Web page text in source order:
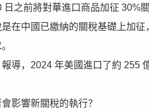
之前將對華進口商品加征 30%
在中國已繳納的關稅基礎上加征
導，2024 年美國進口了約 255
影響新關稅的執行？